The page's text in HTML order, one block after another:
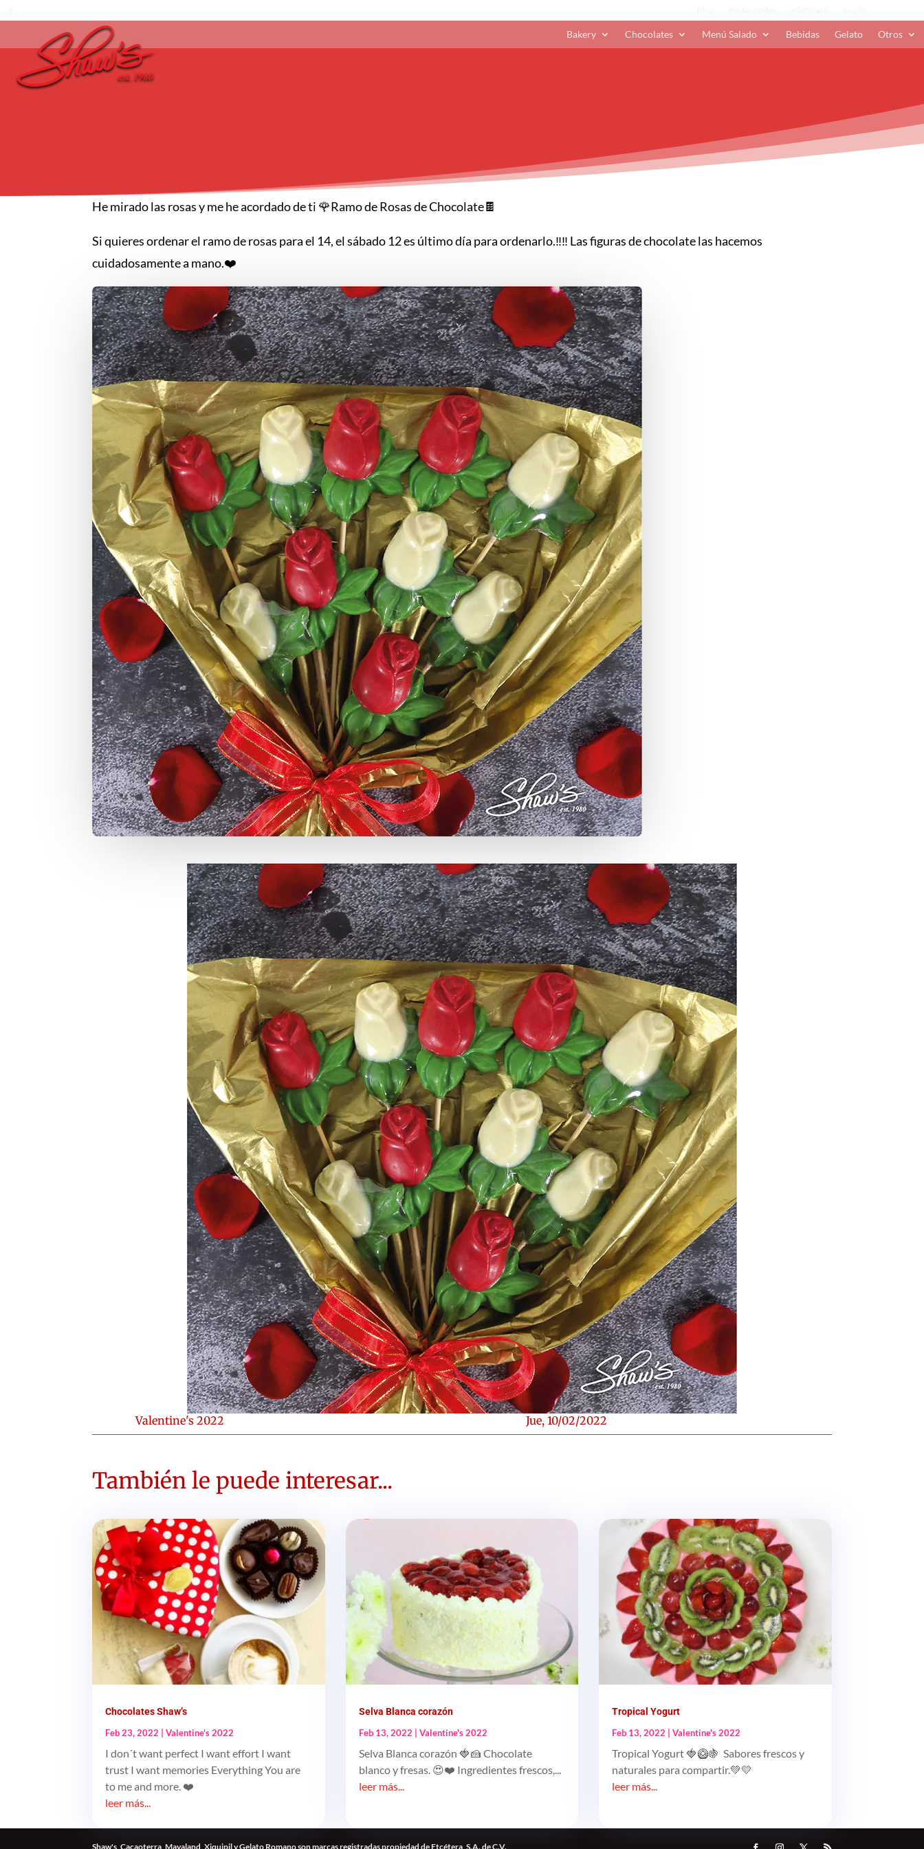
Bakery Chocolates Menú Salado Bebidas Gelato Otros
He mirado las rosas y me he acordado de ti 🌹Ramo de Rosas de Chocolate🍫
Si quieres ordenar el ramo de rosas para el 14, el sábado 12 es último día para ordenarlo.‼️‼️ Las figuras de chocolate las hacemos
cuidadosamente a mano.❤️
Valentine's 2022 Jue, 10/02/2022
También le puede interesar...
Chocolates Shaw’s
Feb 23, 2022 |Valentine's 2022
I don´t want perfect I want effort I want
trust I want memories Everything You are
to me and more. ❤️
leer más...
Selva Blanca corazón
Feb 13, 2022
Valentine's 2022
Selva Blanca corazón 🍓🍰 Chocolate
blanco y fresas. 😍❤️ Ingredientes frescos,...
leer más...
Tropical Yogurt
Feb 13, 2022 |Valentine's 2022
Tropical Yogurt 🍓🥝🍇 Sabores frescos y
naturales para compartir.💚💛
leer más...
Shaw's, Cacaoterra, Mayaland, Xiquipil y Gelato Romano son marcas registradas propiedad de Etcétera, S.A. de C.V.